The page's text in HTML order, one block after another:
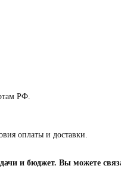
РФ.
оплаты и доставки.
и бюджет. Вы можете